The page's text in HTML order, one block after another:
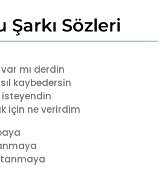
Şarkı Sözleri
mı derdin
kaybedersin
isteyendin
için ne verirdim